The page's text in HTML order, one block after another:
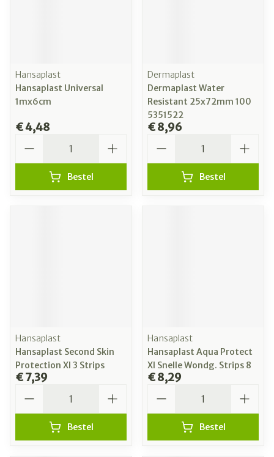
Hansaplast
Hansaplast Universal
1mx6cm
€ 4,48
Bestel
Dermaplast
Dermaplast Water
Resistant 25x72mm 100
5351522
€ 8,96
Bestel
Hansaplast
Hansaplast Second Skin
Protection Xl 3 Strips
€ 7,39
Bestel
Hansaplast
Hansaplast Aqua Protect
Xl Snelle Wondg. Strips 8
€ 8,29
Bestel